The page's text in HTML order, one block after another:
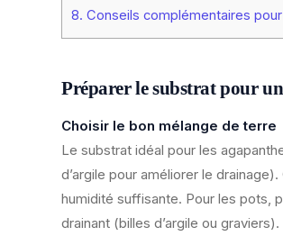
8. Conseils complémentaires
Préparer le substrat pour
Choisir le bon mélange de terre
Le substrat idéal pour les
d’argile pour améliorer le
humidité suffisante. Pour les pots,
drainant (billes d’argile ou graviers).